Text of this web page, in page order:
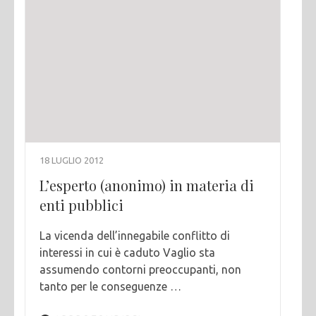
18 LUGLIO 2012
L’esperto (anonimo) in materia di
enti pubblici
La vicenda dell’innegabile conflitto di
interessi in cui è caduto Vaglio sta
assumendo contorni preoccupanti, non
tanto per le conseguenze …